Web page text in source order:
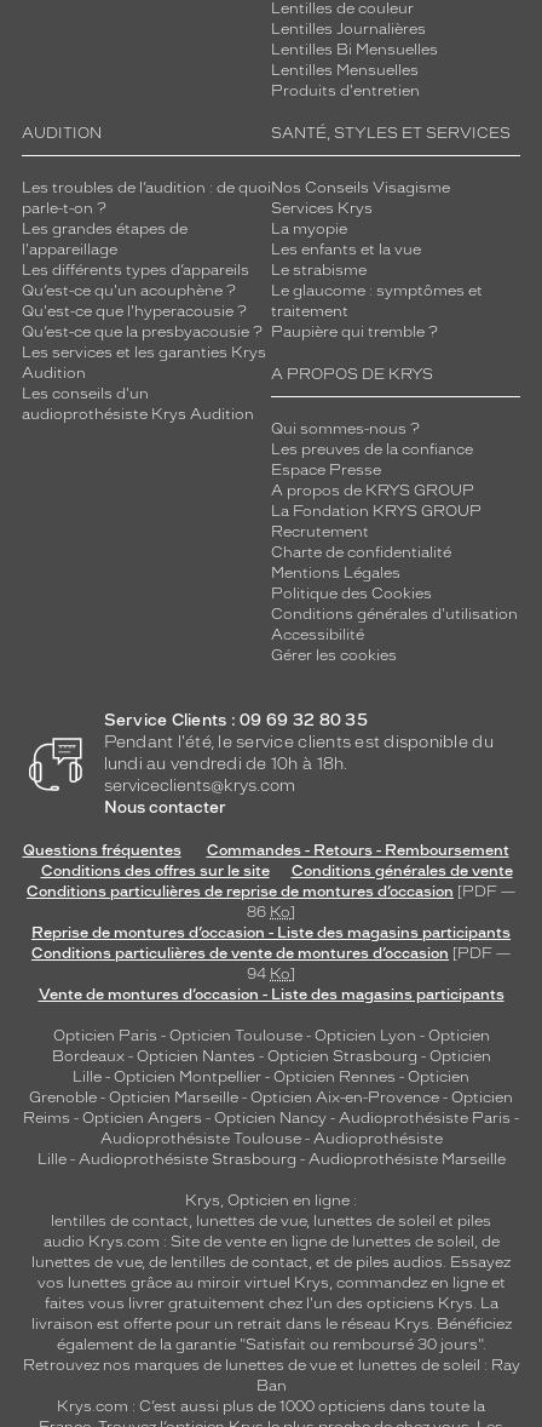
Lentilles de couleur
Lentilles Journalières
Lentilles Bi Mensuelles
Lentilles Mensuelles
Produits d'entretien
AUDITION
Les troubles de l’audition : de quoi
parle-t-on ?
Les grandes étapes de
l'appareillage
Les différents types d’appareils
Qu’est-ce qu'un acouphène ?
Qu'est-ce que l'hyperacousie ?
Qu’est-ce que la presbyacousie ?
Les services et les garanties Krys
Audition
Les conseils d'un
audioprothésiste Krys Audition
SANTÉ, STYLES ET SERVICES
Nos Conseils Visagisme
Services Krys
La myopie
Les enfants et la vue
Le strabisme
Le glaucome : symptômes et
traitement
Paupière qui tremble ?
A PROPOS DE KRYS
Qui sommes-nous ?
Les preuves de la confiance
Espace Presse
A propos de KRYS GROUP
La Fondation KRYS GROUP
Recrutement
Charte de confidentialité
Mentions Légales
Politique des Cookies
Conditions générales d'utilisation
Accessibilité
Gérer les cookies
Service Clients : 09 69 32 80 35
Pendant l'été, le service clients est disponible du
lundi au vendredi de 10h à 18h.
serviceclients@krys.com
Nous contacter
Questions fréquentes
Commandes - Retours - Remboursement
Conditions des offres sur le site
Conditions générales de vente
Conditions particulières de reprise de montures d’occasion [PDF —
86 Ko]
Reprise de montures d’occasion - Liste des magasins participants
Conditions particulières de vente de montures d’occasion [PDF —
94 Ko]
Vente de montures d’occasion - Liste des magasins participants
Opticien Paris - Opticien Toulouse- Opticien Lyon - Opticien
Bordeaux- Opticien Nantes - Opticien Strasbourg - Opticien
Lille - Opticien Montpellier - Opticien Rennes - Opticien
Grenoble - Opticien Marseille - Opticien Aix-en-Provence - Opticien
Reims - Opticien Angers - Opticien Nancy - Audioprothésiste Paris -
Audioprothésiste Toulouse- Audioprothésiste
Lille- Audioprothésiste Strasbourg - Audioprothésiste Marseille
Krys, Opticien en ligne :
lentilles de contact, lunettes de vue, lunettes de soleil et piles
audio Krys.com : Site de vente en ligne de lunettes de soleil, de
lunettes de vue, de lentilles de contact, et de piles audios. Essayez
vos lunettes grâce au miroir virtuel Krys, commandez en ligne et
faites vous livrer gratuitement chez l'un des opticiens Krys. La
livraison est offerte pour un retrait dans le réseau Krys. Bénéficiez
également de la garantie "Satisfait ou remboursé 30 jours".
Retrouvez nos marques de lunettes de vue et lunettes de soleil : Ray
Ban
Krys.com : C’est aussi plus de 1000 opticiens dans toute la